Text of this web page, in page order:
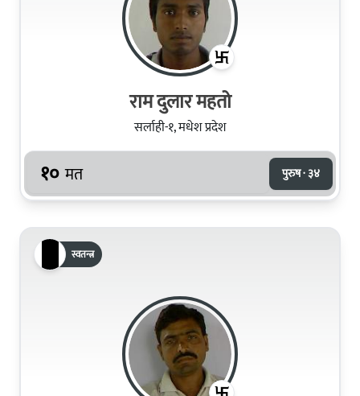
राम दुलार महतो
सर्लाही-१, मधेश प्रदेश
१० मत पुरुष · ३४
स्वतन्त्र